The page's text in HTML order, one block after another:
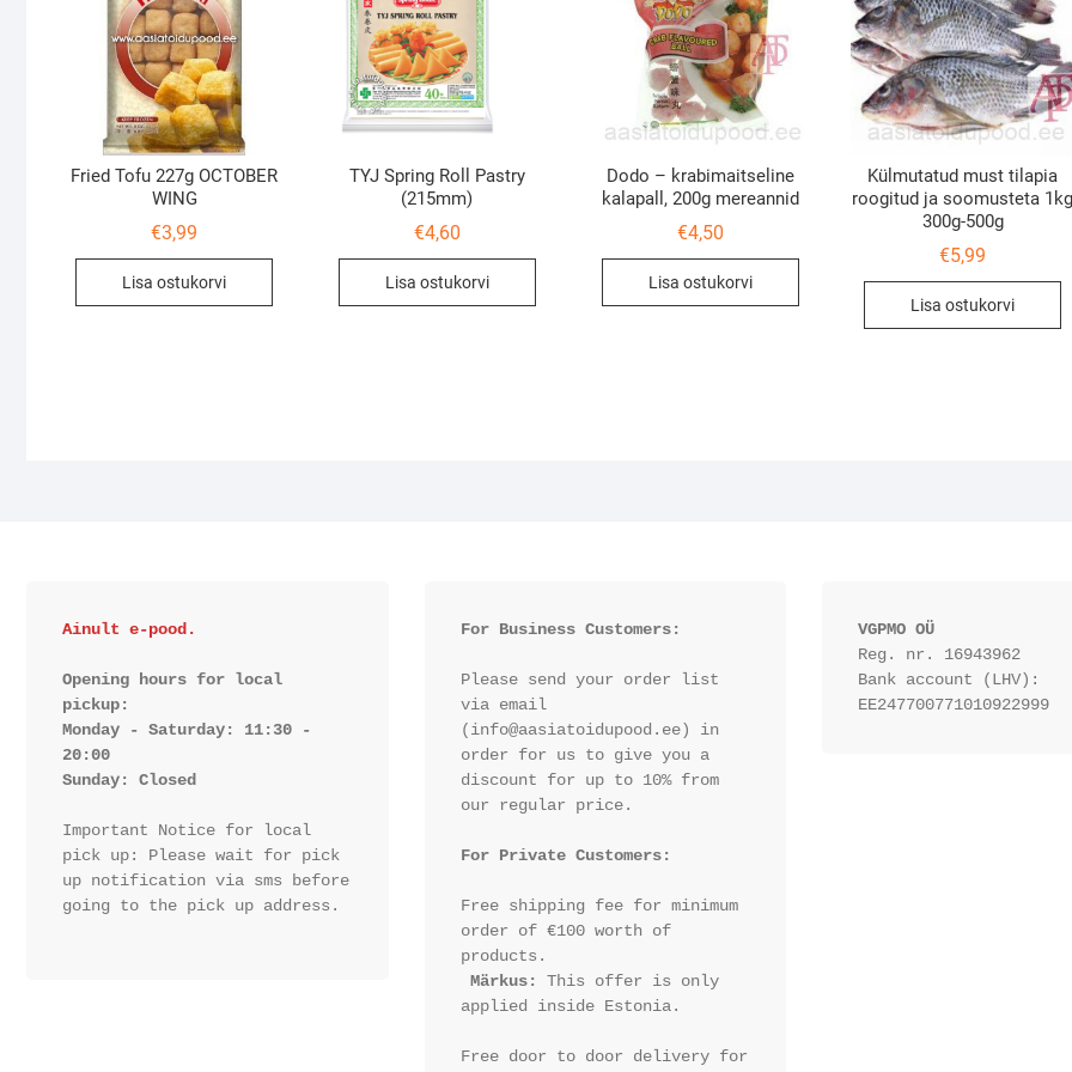
Fried Tofu 227g OCTOBER
WING
€3,99
Lisa ostukorvi
TYJ Spring Roll Pastry
(215mm)
€4,60
Lisa ostukorvi
Dodo – krabimaitseline
kalapall, 200g mereannid
€4,50
Lisa ostukorvi
Külmutatud must tilapia
roogitud ja soomusteta
300g-500g
€5,99
Lisa ostukorvi
Ainult e-pood.
Opening hours for local
pickup:
Monday - Saturday: 11:30 -
20:00
Sunday: Closed
Important Notice for local
pick up: Please wait for pick
up notification via sms before
going to the pick up address.
For Business Customers:
Please send your order list
via email
(info@aasiatoidupood.ee) in
order for us to give you a
discount for up to 10% from
our regular price.
For Private Customers:
Free shipping fee for minimum
order of €100 worth of
products.
Märkus: This offer is only
applied inside Estonia.
Free door to door delivery for
VGPMO OÜ
Reg. nr. 16943962
Bank account (LHV):
EE247700771010922999